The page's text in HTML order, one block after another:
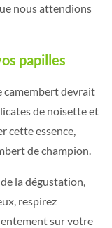
nous attendions
papilles
camembert devrait
de noisette et
cette essence,
de champion.
la dégustation,
respirez
sur votre